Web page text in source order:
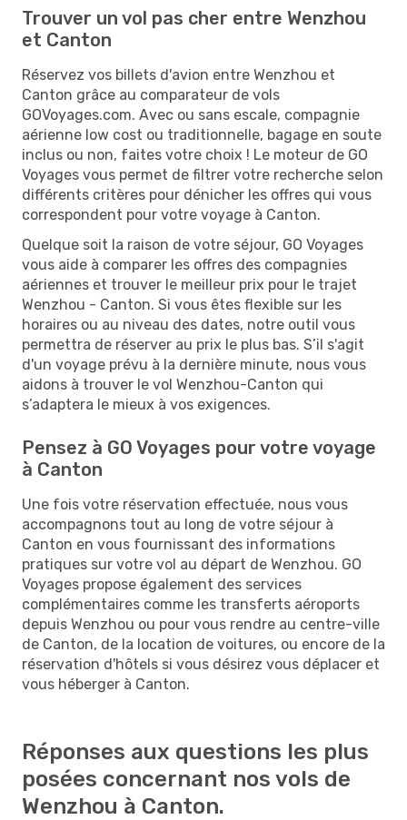
Trouver un vol pas cher entre Wenzhou
et Canton
Réservez vos billets d'avion entre Wenzhou et
Canton grâce au comparateur de vols
GOVoyages.com. Avec ou sans escale, compagnie
aérienne low cost ou traditionnelle, bagage en soute
inclus ou non, faites votre choix ! Le moteur de GO
Voyages vous permet de filtrer votre recherche selon
différents critères pour dénicher les offres qui vous
correspondent pour votre voyage à Canton.
Quelque soit la raison de votre séjour, GO Voyages
vous aide à comparer les offres des compagnies
aériennes et trouver le meilleur prix pour le trajet
Wenzhou - Canton. Si vous êtes flexible sur les
horaires ou au niveau des dates, notre outil vous
permettra de réserver au prix le plus bas. S’il s'agit
d'un voyage prévu à la dernière minute, nous vous
aidons à trouver le vol Wenzhou-Canton qui
s’adaptera le mieux à vos exigences.
Pensez à GO Voyages pour votre voyage
à Canton
Une fois votre réservation effectuée, nous vous
accompagnons tout au long de votre séjour à
Canton en vous fournissant des informations
pratiques sur votre vol au départ de Wenzhou. GO
Voyages propose également des services
complémentaires comme les transferts aéroports
depuis Wenzhou ou pour vous rendre au centre-ville
de Canton, de la location de voitures, ou encore de la
réservation d'hôtels si vous désirez vous déplacer et
vous héberger à Canton.
Réponses aux questions les plus
posées concernant nos vols de
Wenzhou à Canton.